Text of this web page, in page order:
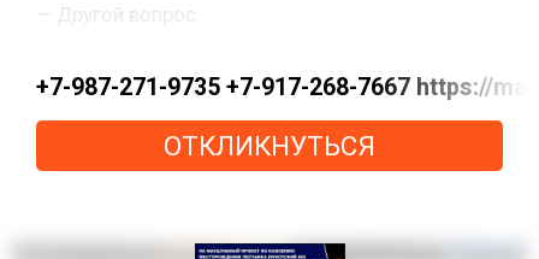
— Другой вопрос.
+7-987-271-9735 +7-917-268-7667 https://
ОТКЛИКНУТЬСЯ